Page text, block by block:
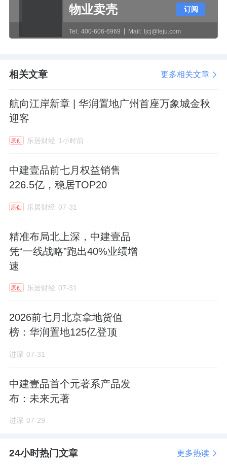
缓慢的原因之一。
纹标识，疑似为可上人屋顶。
商业楼造型不规则，东侧有6个地面停车位。
根据设计引导，沿街布置社区商业用房，建筑
式增加建筑通透度。
大户型占比三成
从户均建面来看，兴创西红门项目定位是刚改
产品。
90平米起步，120平米以下面积段户型仅占比
另有近四成是140平米左右的大户型。
大兴近两年新盘简直是迷上了大平层，
步。
物业卖壳
Tel: 400-606-6969 Mail: ljcj@leju.com
订阅
相关文章 更多相关文章
航向江岸新章 | 华润置地广州首座万象城金秋
迎客
原创 乐居财经 1小时前
中建壹品前七月权益销售
226.5亿，稳居TOP20
原创 乐居财经 07-31
精准布局北上深，中建壹品
凭“一线战略”跑出40%业绩增
速
原创 乐居财经 07-31
2026前七月北京拿地货值
榜：华润置地125亿登顶
进深 07-31
中建壹品首个元著系产品发
布：未来元著
进深 07-29
24小时热门文章 更多热读